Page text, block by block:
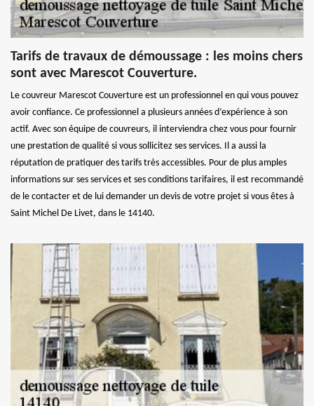
Tarifs de travaux de démoussage : les moins chers
sont avec Marescot Couverture.
Le couvreur Marescot Couverture est un professionnel en qui vous pouvez
avoir confiance. Ce professionnel a plusieurs années d’expérience à son
actif. Avec son équipe de couvreurs, il interviendra chez vous pour fournir
une prestation de qualité si vous sollicitez ses services. Il a aussi la
réputation de pratiquer des tarifs très accessibles. Pour de plus amples
informations sur ses services et ses conditions tarifaires, il est recommandé
de le contacter et de lui demander un devis de votre projet si vous êtes à
Saint Michel De Livet, dans le 14140.